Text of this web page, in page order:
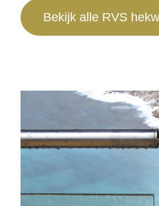
Bekijk alle RVS